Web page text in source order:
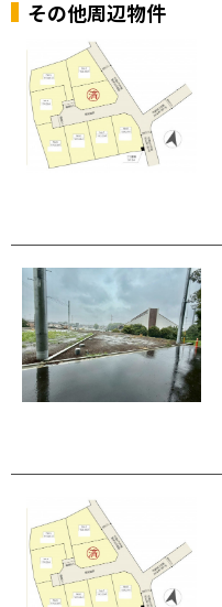
その他周辺物件